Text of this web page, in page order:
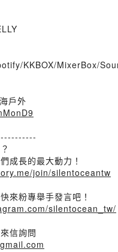
KKBOX/MixerBox/
戶外
成長的最大動力！
join/silentoceantw
來粉專舉手發言吧！
silentocean_tw/
信詢問